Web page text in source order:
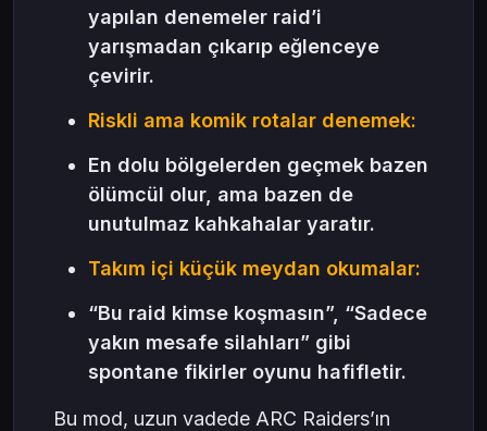
yapılan denemeler raid’i
yarışmadan çıkarıp eğlenceye
çevirir.
Riskli ama komik rotalar denemek:
En dolu bölgelerden geçmek bazen
ölümcül olur, ama bazen de
unutulmaz kahkahalar yaratır.
Takım içi küçük meydan okumalar:
“Bu raid kimse koşmasın”, “Sadece
yakın mesafe silahları” gibi
spontane fikirler oyunu hafifletir.
Bu mod, uzun vadede ARC Raiders’ın